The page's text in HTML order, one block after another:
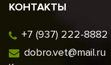
КОНТАКТЫ
+7 (937) 222-8882
dobro.vet@mail.ru